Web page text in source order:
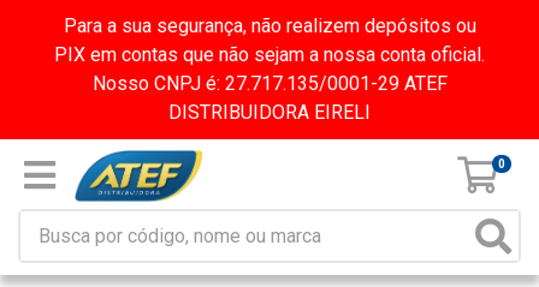
Para a sua segurança, não realizem depósitos ou
PIX em contas que não sejam a nossa conta oficial.
Nosso CNPJ é: 27.717.135/0001-29 ATEF
DISTRIBUIDORA EIRELI
0